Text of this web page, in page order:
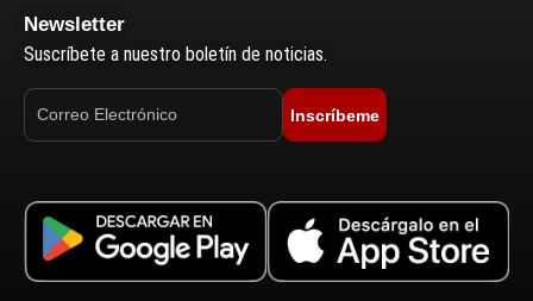
Newsletter
Suscríbete a nuestro boletín de noticias.
Inscríbeme